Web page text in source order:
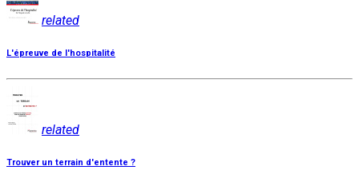
related
L'épreuve de l'hospitalité
related
Trouver un terrain d'entente ?